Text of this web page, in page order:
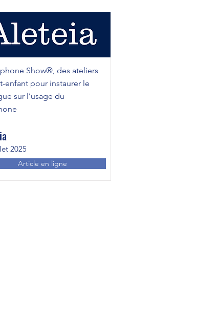
Show®, des ateliers
enfant pour instaurer le
sur l’usage du
2025
Article en ligne